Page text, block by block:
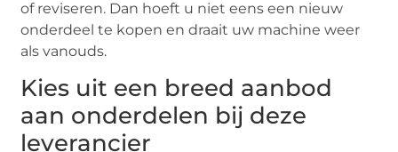
of reviseren. Dan hoeft u niet eens een nieuw
onderdeel te kopen en draait uw machine weer
als vanouds.
Kies uit een breed aanbod
aan onderdelen bij deze
leverancier